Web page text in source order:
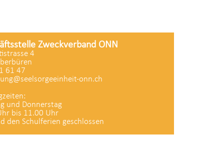
Zweckverband ONN
4
61 47
onn.ch
und Donnerstag
bis 11.00 Uhr
den Schulferien geschlossen